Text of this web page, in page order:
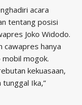
acara
tentang posisi
Joko Widodo.
cawapres hanya
mogok.
kekuasaan,
Ika,”